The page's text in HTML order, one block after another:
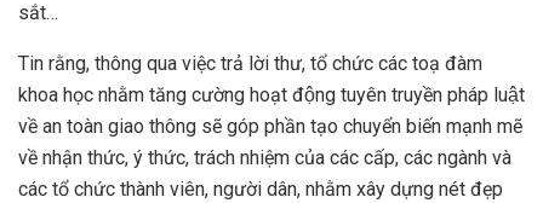
sắt…
Tin rằng, thông qua việc trả lời thư, tổ chức các toạ đàm
khoa học nhằm tăng cường hoạt động tuyên truyền pháp luật
về an toàn giao thông sẽ góp phần tạo chuyển biến mạnh mẽ
về nhận thức, ý thức, trách nhiệm của các cấp, các ngành và
các tổ chức thành viên, người dân, nhằm xây dựng nét đẹp